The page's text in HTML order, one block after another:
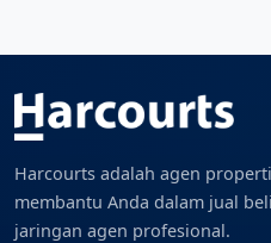
Harcourts adalah agen
membantu Anda dalam jual
jaringan agen profesional.